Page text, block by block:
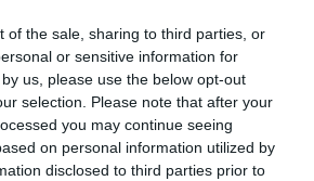
of the sale, sharing to third parties, or
or sensitive information for
us, please use the below opt-out
selection. Please note that after your
you may continue seeing
on personal information utilized by
disclosed to third parties prior to
όλες τις αναπτυξιακές
εκεί. Ο κ. Γαϊτάνης,
για το έργο τους,
το […]